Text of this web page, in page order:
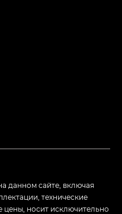
данном сайте, включая
технические
цены, носит исключительно